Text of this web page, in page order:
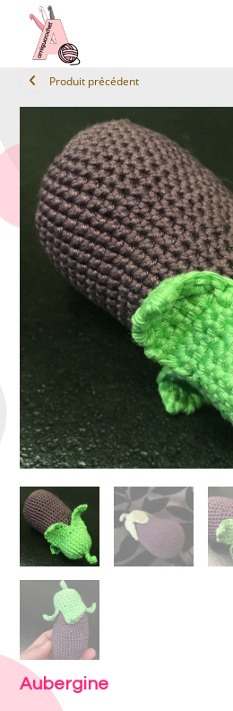
Produit précédent
Aubergine